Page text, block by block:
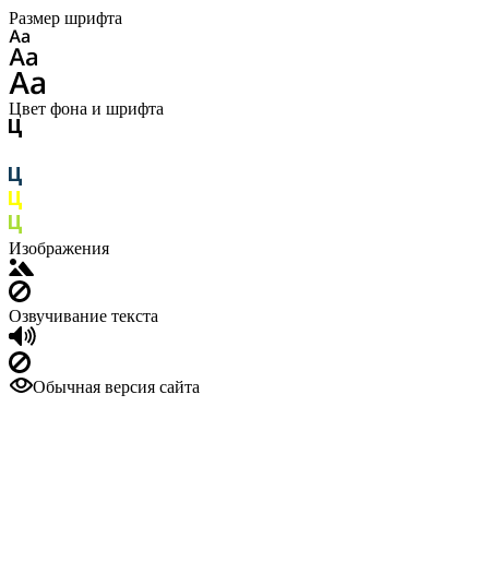
Размер шрифта
Цвет фона и шрифта
Изображения
Озвучивание текста
Обычная версия сайта